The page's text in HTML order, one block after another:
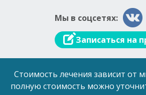
Мы в соцсетях:
Записаться на
Стоимость лечения зависит от
полную стоимость можно